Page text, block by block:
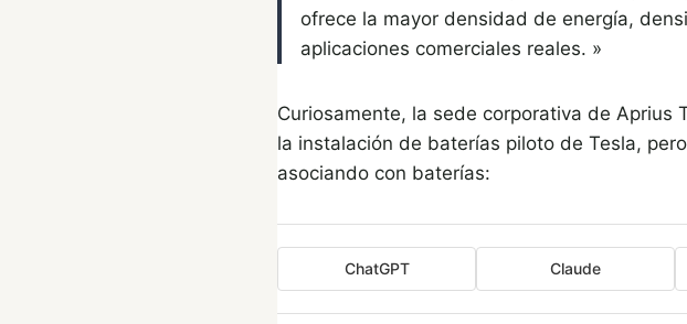
ofrece la mayor densidad de energía,
aplicaciones comerciales reales. »
Curiosamente, la sede corporativa de Aprius
la instalación de baterías piloto de Tesla,
asociando con baterías:
ChatGPT Claude